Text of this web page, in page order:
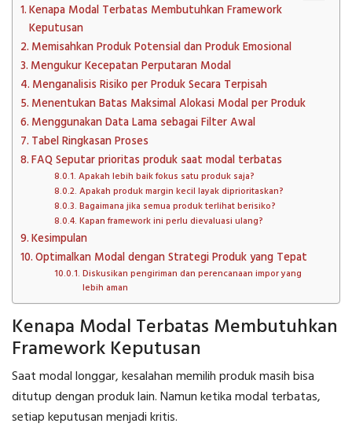
Kenapa Modal Terbatas Membutuhkan Framework
Keputusan
Memisahkan Produk Potensial dan Produk Emosional
Mengukur Kecepatan Perputaran Modal
Menganalisis Risiko per Produk Secara Terpisah
Menentukan Batas Maksimal Alokasi Modal per Produk
Menggunakan Data Lama sebagai Filter Awal
Tabel Ringkasan Proses
FAQ Seputar prioritas produk saat modal terbatas
Apakah lebih baik fokus satu produk saja?
Apakah produk margin kecil layak diprioritaskan?
Bagaimana jika semua produk terlihat berisiko?
Kapan framework ini perlu dievaluasi ulang?
Kesimpulan
Optimalkan Modal dengan Strategi Produk yang Tepat
Diskusikan pengiriman dan perencanaan impor yang
lebih aman
Kenapa Modal Terbatas Membutuhkan
Framework Keputusan
Saat modal longgar, kesalahan memilih produk masih bisa
ditutup dengan produk lain. Namun ketika modal terbatas,
setiap keputusan menjadi kritis.